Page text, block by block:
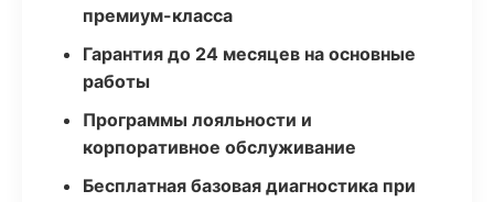
премиум-класса
Гарантия до 24 месяцев на основные
работы
Программы лояльности и
корпоративное обслуживание
Бесплатная базовая диагностика при